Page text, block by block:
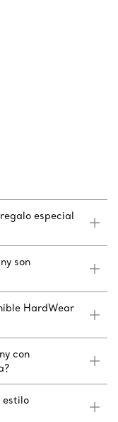
especial
son
HardWear
con
estilo